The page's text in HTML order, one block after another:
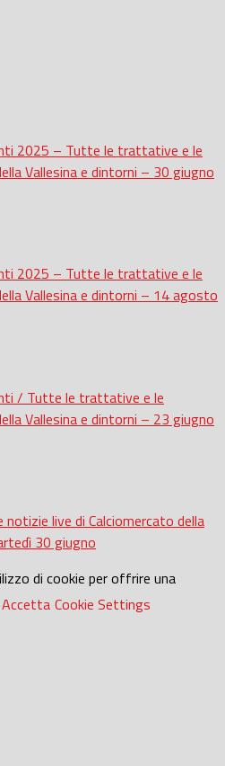
2025 – Tutte le trattative e le
Vallesina e dintorni – 30 giugno
2025 – Tutte le trattative e le
Vallesina e dintorni – 14 agosto
/ Tutte le trattative e le
Vallesina e dintorni – 23 giugno
live di Calciomercato della
30 giugno
di cookie per offrire una
Accetta Cookie Settings